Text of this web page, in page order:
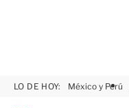
LO DE HOY: México y Perú